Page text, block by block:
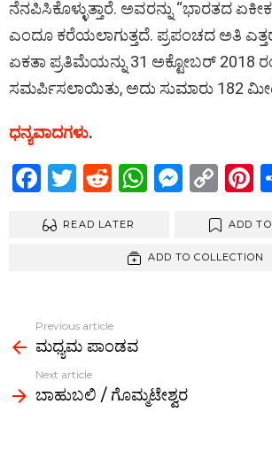
ನೆನಪಿಸಿಕೊಳ್ಳುತ್ತಾರೆ. ಅವರನ್ನು “ಭಾರತದ
ಎಂದೂ ಕರೆಯಲಾಗುತ್ತದೆ. ಪ್ರಪಂಚದ ಅತಿ
ಏಕತಾ ಪ್ರತಿಮೆಯನ್ನು 31 ಅಕ್ಟೋಬರ್ 2018
ಸಮರ್ಪಿಸಲಾಯಿತು, ಅದು ಸುಮಾರು 182
ಧನ್ಯವಾದಗಳು.
F
ce
o
k
T
tt
R
d
di
W
s
M
se
n
C
py
Li es
READ LATER ADD
ADD TO COLLECTION
more
Previous article
ಮಧ್ಯಮ ಪಾಂಡವ
Next article
ಬಾಹುಬಲಿ / ಗೊಮ್ಮಟೇಶ್ವರ